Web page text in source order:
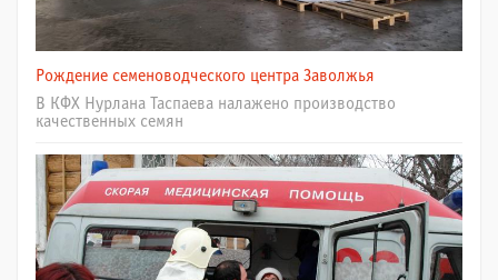
Рождение семеноводческого центра Заволжья
В КФХ Нурлана Таспаева налажено производство
качественных семян